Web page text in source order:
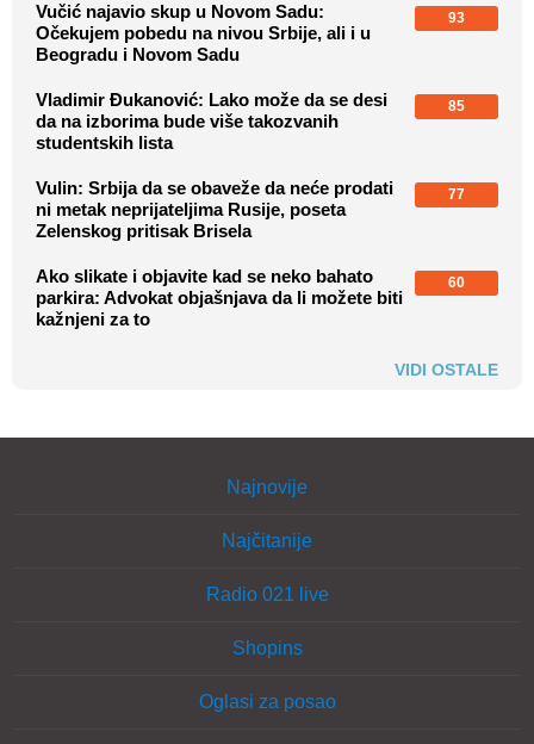
Vučić najavio skup u Novom Sadu:
Očekujem pobedu na nivou Srbije, ali i u
Beogradu i Novom Sadu
93
Vladimir Đukanović: Lako može da se desi
da na izborima bude više takozvanih
studentskih lista
85
Vulin: Srbija da se obaveže da neće prodati
ni metak neprijateljima Rusije, poseta
Zelenskog pritisak Brisela
77
Ako slikate i objavite kad se neko bahato
parkira: Advokat objašnjava da li možete biti
kažnjeni za to
60
VIDI OSTALE
Najnovije
Najčitanije
Radio 021 live
Shopins
Oglasi za posao